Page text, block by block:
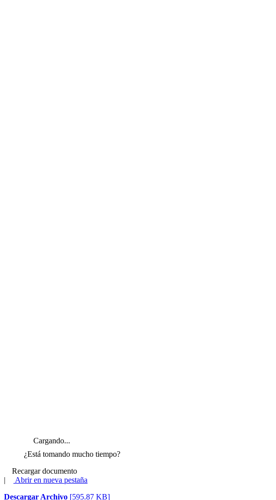
Cargando...
¿Está tomando mucho tiempo?
Recargar documento
|
Abrir en nueva pestaña
Descargar Archivo [595.87 KB]